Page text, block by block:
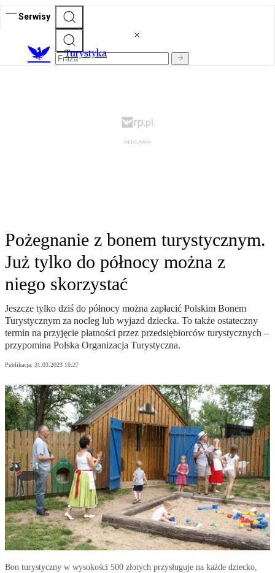
Serwisy
Turystyka
Pożegnanie z bonem turystycznym.
Już tylko do północy można z
niego skorzystać
Jeszcze tylko dziś do północy można zapłacić Polskim Bonem
Turystycznym za nocleg lub wyjazd dziecka. To także ostateczny
termin na przyjęcie płatności przez przedsiębiorców turystycznych –
przypomina Polska Organizacja Turystyczna.
Publikacja: 31.03.2023 10:27
Bon turystyczny w wysokości 500 złotych przysługuje na każde dziecko,